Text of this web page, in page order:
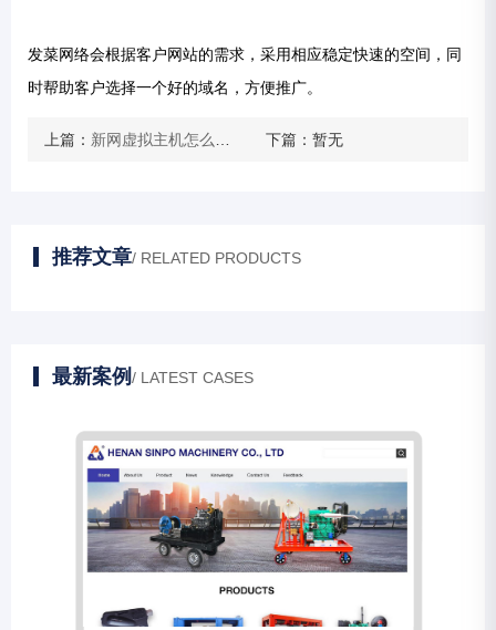
发菜网络会根据客户网站的需求，采用相应稳定快速的空间，同
时帮助客户选择一个好的域名，方便推广。
上篇： 新网虚拟主机怎么备份数据库 下篇：暂无
推荐文章/ RELATED PRODUCTS
最新案例/ LATEST CASES